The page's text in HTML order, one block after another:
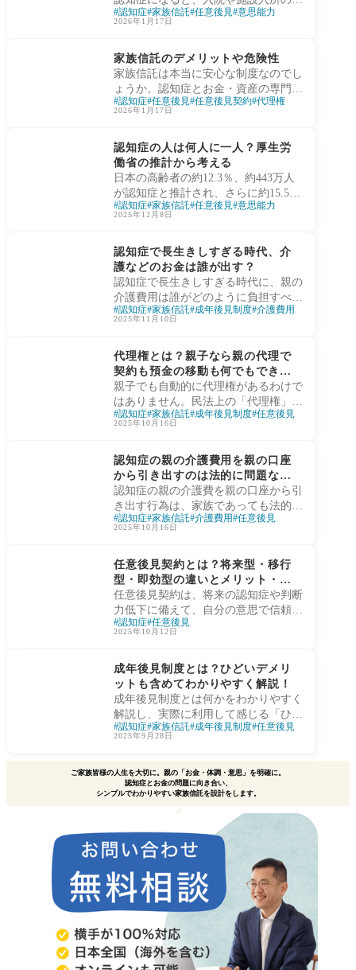
断は後見人でなければできないのでし
解説します。
認知症 家族信託 任意後見 意思能力
2026年1月17日
家族信託のデメリットや危険性
家族信託は本当に安心な制度なのでし
ょうか。認知症とお金・資産の専門家
である家族信託コンサルタント横手彰
かりやすく解説します。
認知症 任意後見 任意後見契約 代理権
2026年1月17日
認知症の人は何人に一人？厚生労
働省の推計から考える
日本の高齢者の約12.3％、約443万人
が認知症と推計され、さらに約15.5％
が軽度認知障害（MCI）にあたると報
機能低下を抱える可能性があります。
認知症とお金の問題に強い家族信託コ
ンサルタント・横手彰太が、最新デー
タをもとに「認知症の実態」と「将来
の備え」を解説します。
認知症 家族信託 任意後見 意思能力
2025年12月8日
認知症で長生きしすぎる時代、介
護などのお金は誰が出す？
認知症で長生きしすぎる時代に、親の
介護費用は誰がどのように負担すべき
かを解説。口座が使えず子どもが立て
軽減制度と家族信託による「お金の出
口」を家族信託コンサルタント横手彰
太がわかりやすく説明します。
認知症 家族信託 成年後見制度 介護費用
2025年11月10日
代理権とは？親子なら親の代理で
契約も預金の移動も何でもできる
の？
親子でも自動的に代理権があるわけで
はありません。民法上の「代理権」を
理解せずに契約や出金を行うと、無権
横手彰太が、代理権の基本と、認知症
に備えた正しい財産管理の方法を解説
します。
認知症 家族信託 成年後見制度 任意後見
2025年10月16日
認知症の親の介護費用を親の口座
から引き出すのは法的に問題な
い？
認知症の親の介護費を親の口座から引
き出す行為は、家族であっても法的に
は原則認められません。口座凍結や親
の私・横手彰太が、家族信託や任意後
見を含め正しい対応を解説します。
認知症 家族信託 介護費用 任意後見
2025年10月16日
任意後見契約とは？将来型・移行
型・即効型の違いとメリット・デ
メリット
任意後見契約は、将来の認知症や判断
力低下に備えて、自分の意思で信頼で
きる人に支援を託す契約です。 家族
メリット・デメリット、家族信託との
使い分けを実務経験に基づいて解説し
ます。
認知症 任意後見
2025年10月12日
成年後見制度とは？ひどいデメリ
ットも含めてわかりやすく解説！
成年後見制度とは何かをわかりやすく
解説し、実際に利用して感じる「ひど
い」と言われるデメリットも紹介。費
最適な備え方を提案します。
認知症 家族信託 成年後見制度 任意後見
2025年9月28日
ご家族皆様の人生を大切に。親の「お金・体調・意思」を明確に。
認知症とお金の問題に向き合い、
シンプルでわかりやすい家族信託を設計をします。